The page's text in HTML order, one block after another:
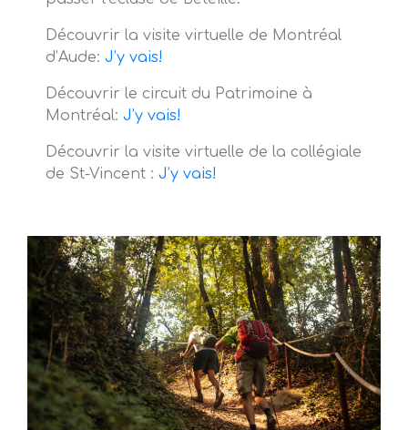
Découvrir la visite virtuelle de Montréal
d’Aude: J’y vais!
Découvrir le circuit du Patrimoine à
Montréal: J’y vais!
Découvrir la visite virtuelle de la collégiale
de St-Vincent : J’y vais!